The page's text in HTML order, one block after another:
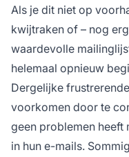
Als je dit niet op
kwijtraken of – nog
waardevolle
helemaal opnieuw
Dergelijke
voorkomen door te
geen problemen heeft
in hun e-mails.